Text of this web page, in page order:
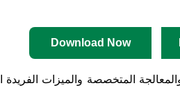
Download Now